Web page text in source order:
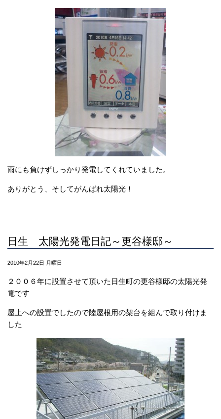
雨にも負けずしっかり発電してくれていました。
ありがとう、そしてがんばれ太陽光！
日生 太陽光発電日記～更谷様邸～
2010年2月22日 月曜日
２００６年に設置させて頂いた日生町の更谷様邸の太陽光発
電です
屋上への設置でしたので陸屋根用の架台を組んで取り付けま
した